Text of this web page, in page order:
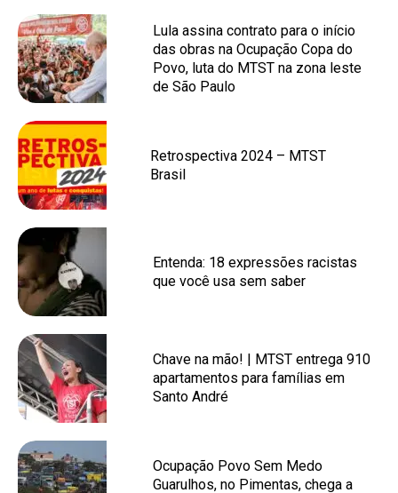
Lula assina contrato para o início
das obras na Ocupação Copa do
Povo, luta do MTST na zona leste
de São Paulo
Retrospectiva 2024 – MTST
Brasil
Entenda: 18 expressões racistas
que você usa sem saber
Chave na mão! | MTST entrega 910
apartamentos para famílias em
Santo André
Ocupação Povo Sem Medo
Guarulhos, no Pimentas, chega a